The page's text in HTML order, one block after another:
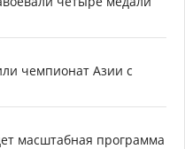
чемпионат Азии с
масштабная программа